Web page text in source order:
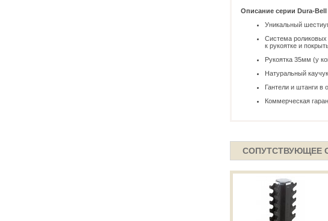
Описание серии Dura-Bell
Уникальный
Система роликовых
к рукоятке и
Рукоятка 35мм (у
Натуральный
Гантели и штанги в
Коммерческая
СОПУТСТВУЮЩЕЕ